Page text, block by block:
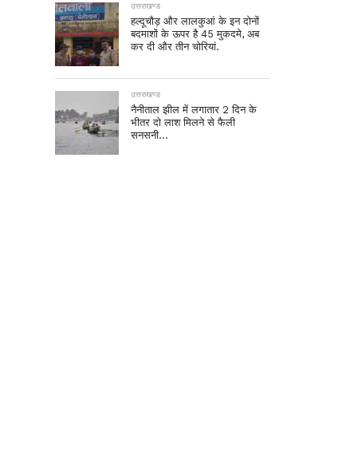
उत्तराखण्ड
हल्दूचौड़ और लालकुआं के इन दोनों
बदमाशों के ऊपर है 45 मुकदमे, अब
कर दी और तीन चोरियां.
उत्तराखण्ड
नैनीताल झील में लगातार 2 दिन के
भीतर दो लाश मिलने से फैली
सनसनी…